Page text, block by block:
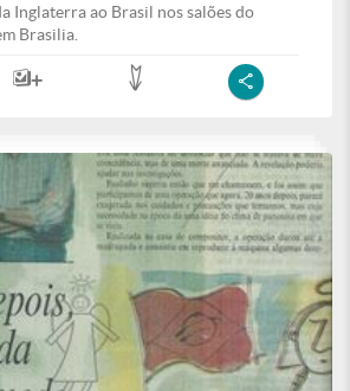
Inglaterra ao Brasil nos salões do
Brasilia.